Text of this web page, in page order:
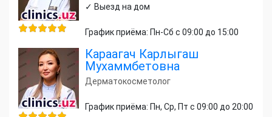
✓ Выезд на дом
График приёма: Пн-Сб с 09:00 до 15:00
Караагач Карлыгаш
Мухаммбетовна
Дерматокосметолог
График приёма: Пн, Ср, Пт с 09:00 до 20:00